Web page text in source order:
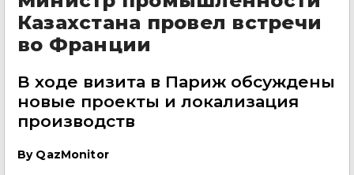
Казахстана провел встречи
во Франции
В ходе визита в Париж обсуждены
новые проекты и локализация
производств
By QazMonitor